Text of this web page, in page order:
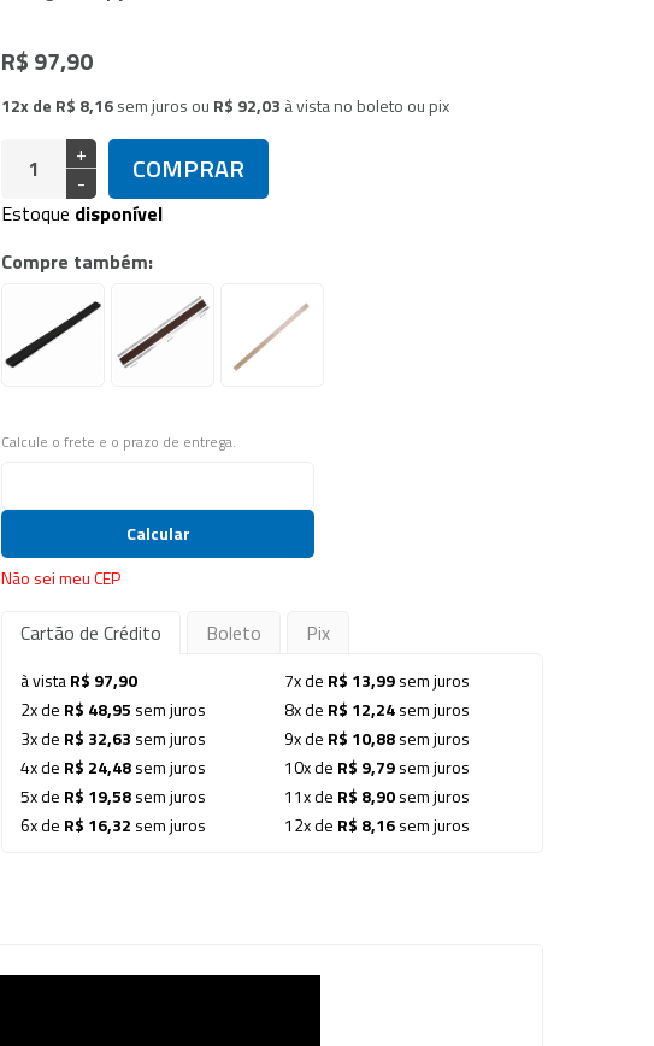
R$ 97,90
12x de R$ 8,16sem juros ou R$ 92,03 à vista no boleto ou pix
+
-
COMPRAR
Estoque disponível
Compre também:
Calcule o frete e o prazo de entrega.
Calcular
Não sei meu CEP
Cartão de Crédito Boleto Pix
à vistaR$ 97,90
2x de R$ 48,95 sem juros
3x de R$ 32,63 sem juros
4x de R$ 24,48sem juros
5x de R$ 19,58sem juros
6x de R$ 16,32 sem juros
7x de R$ 13,99sem juros
8x de R$ 12,24sem juros
9x de R$ 10,88sem juros
10x de R$ 9,79sem juros
11x de R$ 8,90sem juros
12x de R$ 8,16sem juros